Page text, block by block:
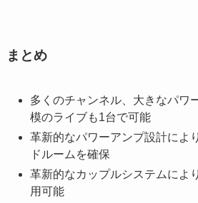
まとめ
多くのチャンネル、大きなパワ
模のライブも1台で可能
革新的なパワーアンプ設計によ
ドルームを確保
革新的なカップルシステムによ
用可能